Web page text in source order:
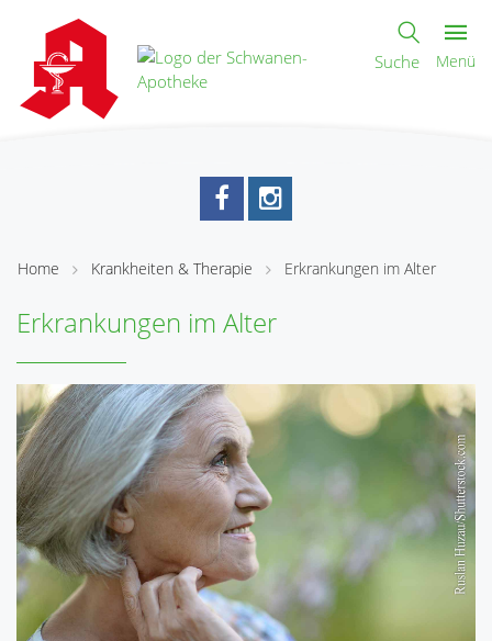
Suche Menü
Home Krankheiten & Therapie Erkrankungen im Alter
Erkrankungen im Alter